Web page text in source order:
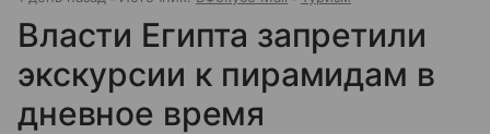
Власти Египта запретили
экскурсии к пирамидам в
дневное время